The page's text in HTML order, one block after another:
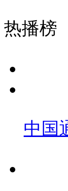
热播榜
中国